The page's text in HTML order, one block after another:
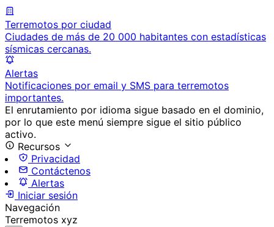
Terremotos por ciudad
Ciudades de más de 20 000 habitantes con estadísticas
sísmicas cercanas.
Alertas
Notificaciones por email y SMS para terremotos
importantes.
El enrutamiento por idioma sigue basado en el dominio,
por lo que este menú siempre sigue el sitio público
activo.
Recursos
Privacidad
Contáctenos
Alertas
Iniciar sesión
Navegación
Terremotos xyz